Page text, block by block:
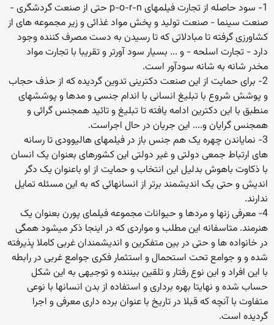
1- سود حاصله از تجارت فیلمهای p-o-r-n حتی از صنعت گردشگری -
صنعت سینما - صنعت تولید و پخش مواد غذائی و زیر مجموعه های از
کشاورزی گرفته تا مبادلاتی که تا رسیدن به دست مصرف کننده وجود
دارد - تجارت اسلحه - و ... بسیار سود آورتر و تقریبا با تجارت مواد
مخدر شانه به شانه سودآور است.
2- برای حمایت از این صنعت دکترینی تدوین گردیده که از حذف حجاب
و پوشش شروع با تبلیغ انسانی با اندام جنسی و مدها و پوششهای
منطبق با این دکترین ادامه یافته تا تبلیغ و تائید همجنس گرائی و
همجنس گرایان و.... این جریان در حال اجراست.
3- نمایاندن چهره یک هم جنس باز در فیلمهای هالیوودی تا رسانه
های ارتباط جمعی دولتی و غیر دولتی این کشورهای بعنوان یک انسان
با ذکاوت باهوش بدلیل این انتخاب و حمایت از او باعنوان یک دگر
اندیش و حتی یک اندیشمند برتر از انسانهائی که به این مسئله تمایل
ندارند.
4- معرفی زنها و مردها و حیوانات مجموعه فیلمای پورن بعنوان یک
هنرمند. متاسفانه این مطلب و مواردی که در اینجا ذکر میشود همگی
در خانواده ها و حتی در بین متفکرین و اندیشمندان غربی کاملا پذیرفته
شده و و جوامع تحت استحمال و استثمار فکری جوامع غربی در رابطه
با این افراد و این نوع رفتار و تلقین بیننده و توجیهی به این شکل
حساب شده و نهایتا بهره برداری و استفاده از بدن انسانها با نوعی
متفاوت با آنچه که قبلا در تاریخ با عنوان برده داری معرفی و اجرا
گردیده است.